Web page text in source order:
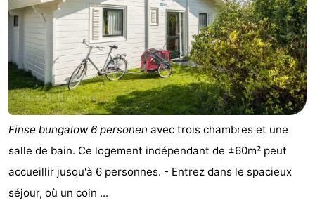
Finse bungalow 6 personen avec trois chambres et une
salle de bain. Ce logement indépendant de ±60m² peut
accueillir jusqu'à 6 personnes. - Entrez dans le spacieux
séjour, où un coin ...